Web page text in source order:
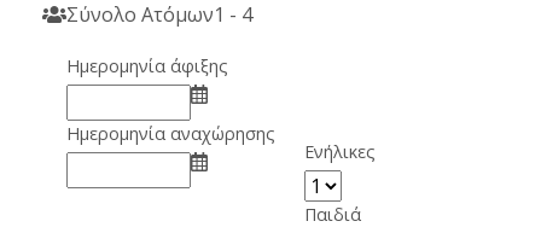
Σύνολο Ατόμων1 - 4
Ημερομηνία άφιξης
Ημερομηνία αναχώρησης
Ενήλικες
Παιδιά